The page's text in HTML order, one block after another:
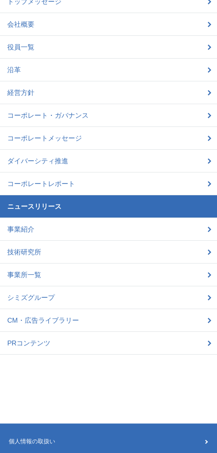
会社概要
役員一覧
沿革
経営方針
コーポレート・ガバナンス
コーポレートメッセージ
ダイバーシティ推進
コーポレートレポート
ニュースリリース
事業紹介
技術研究所
事業所一覧
シミズグループ
CM・広告ライブラリー
PRコンテンツ
個人情報の取扱い